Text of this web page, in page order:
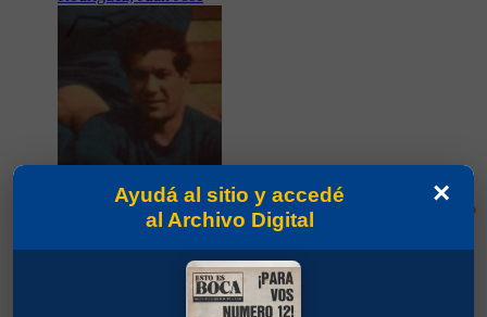
×
Ayudá al sitio y accedé
al Archivo Digital